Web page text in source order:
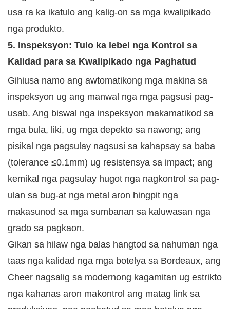
usa ra ka ikatulo ang kalig-on sa mga kwalipikado
nga produkto.
5. Inspeksyon: Tulo ka lebel nga Kontrol sa
Kalidad para sa Kwalipikado nga Paghatud
Gihiusa namo ang awtomatikong mga makina sa
inspeksyon ug ang manwal nga mga pagsusi pag-
usab. Ang biswal nga inspeksyon makamatikod sa
mga bula, liki, ug mga depekto sa nawong; ang
pisikal nga pagsulay nagsusi sa kahapsay sa baba
(tolerance ≤0.1mm) ug resistensya sa impact; ang
kemikal nga pagsulay hugot nga nagkontrol sa pag-
ulan sa bug-at nga metal aron hingpit nga
makasunod sa mga sumbanan sa kaluwasan nga
grado sa pagkaon.
Gikan sa hilaw nga balas hangtod sa nahuman nga
taas nga kalidad nga mga botelya sa Bordeaux, ang
Cheer nagsalig sa modernong kagamitan ug estrikto
nga kahanas aron makontrol ang matag link sa